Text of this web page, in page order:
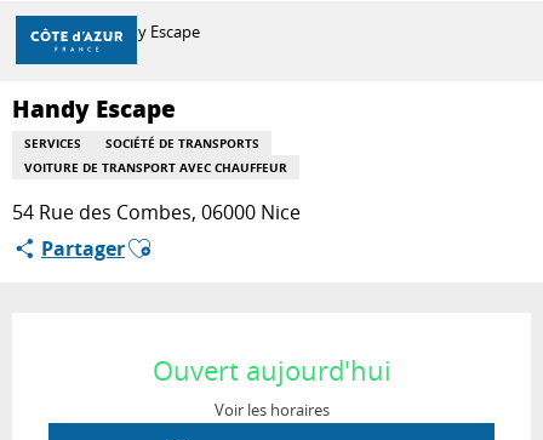
Aller
contenu
principal
DÉCOUVRIR
À FAIRE
Accueil Handy Escape
Handy Escape
SERVICES
SOCIÉTÉ DE TRANSPORTS
VOITURE DE TRANSPORT AVEC CHAUFFEUR
54 Rue des Combes, 06000 Nice
PartagerAjouter aux favoris
Ouvert aujourd'hui
Voir les horaires